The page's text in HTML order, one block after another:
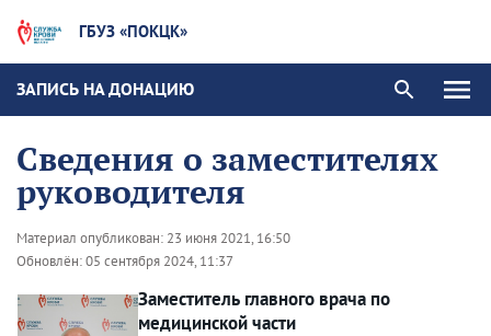
ГБУЗ «ПОКЦК»
ЗАПИСЬ НА ДОНАЦИЮ
Сведения о заместителях
руководителя
Материал опубликован: 23 июня 2021, 16:50
Обновлён:05 сентября 2024, 11:37
Заместитель главного врача по
медицинской части